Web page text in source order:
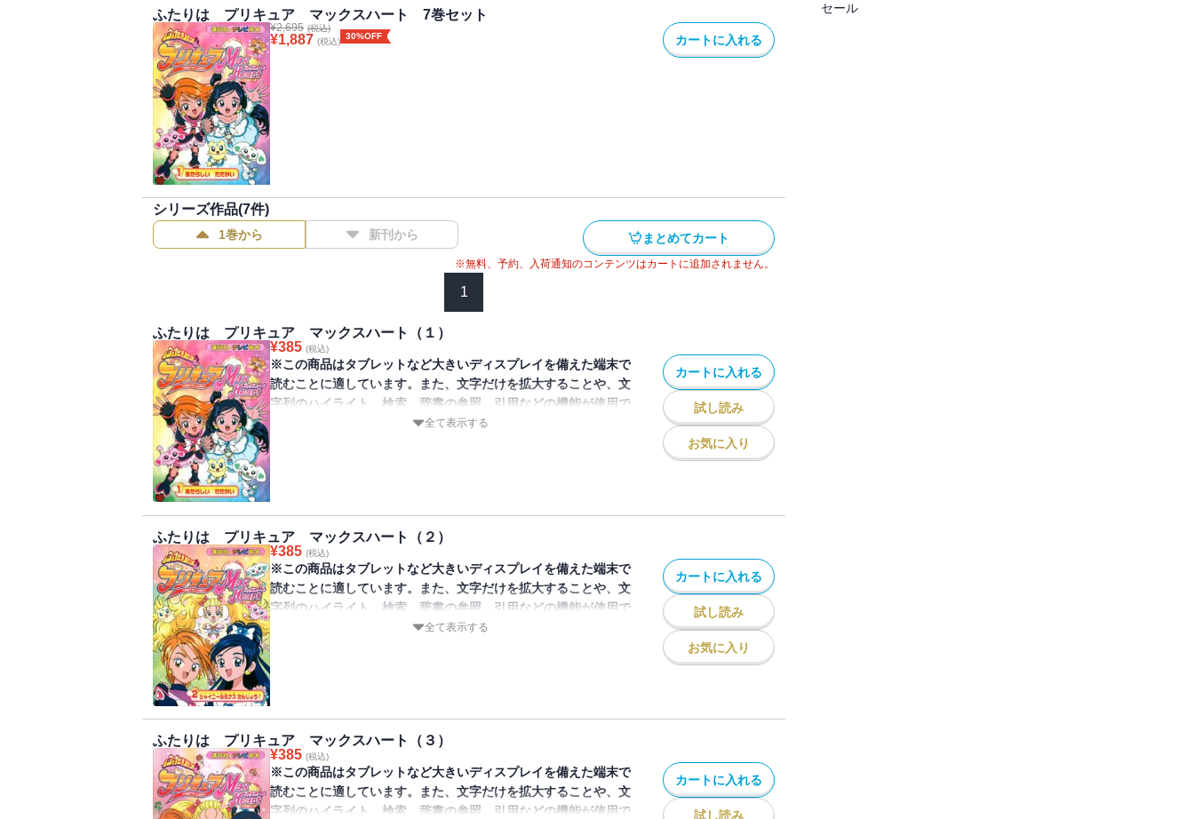
ふたりは プリキュア マックスハート 7巻セット
¥2,695 (税込)
¥1,887 (税込)
30%OFF カートに入れる
シリーズ作品(7件)
1巻から 新刊から まとめてカート
※無料、予約、入荷通知のコンテンツはカートに追加されません。
1
ふたりは プリキュア マックスハート（１）
¥385 (税込)
※この商品はタブレットなど大きいディスプレイを備えた端末で
読むことに適しています。また、文字だけを拡大することや、文
字列のハイライト、検索、辞書の参照、引用などの機能が使用で
※この商品は紙の書籍のページを画像にした電子書籍です。文字
だけを拡大することはできませんので、タブレットサイズの端末
での閲読を推奨します。また、文字列のハイライトや検索、辞書
の参照、引用などの機能も使用できません。
全て表示する
カートに入れる
試し読み
お気に入り
ふたりは プリキュア マックスハート（２）
¥385 (税込)
※この商品はタブレットなど大きいディスプレイを備えた端末で
読むことに適しています。また、文字だけを拡大することや、文
字列のハイライト、検索、辞書の参照、引用などの機能が使用で
だけを拡大することはできませんので、タブレットサイズの端末
での閲読を推奨します。また、文字列のハイライトや検索、辞書
の参照、引用などの機能も使用できません。
全て表示する
カートに入れる
試し読み
お気に入り
ふたりは プリキュア マックスハート（３）
¥385 (税込)
※この商品はタブレットなど大きいディスプレイを備えた端末で
読むことに適しています。また、文字だけを拡大することや、文
字列のハイライト、検索、辞書の参照、引用などの機能が使用で
カートに入れる
試し読み
セール